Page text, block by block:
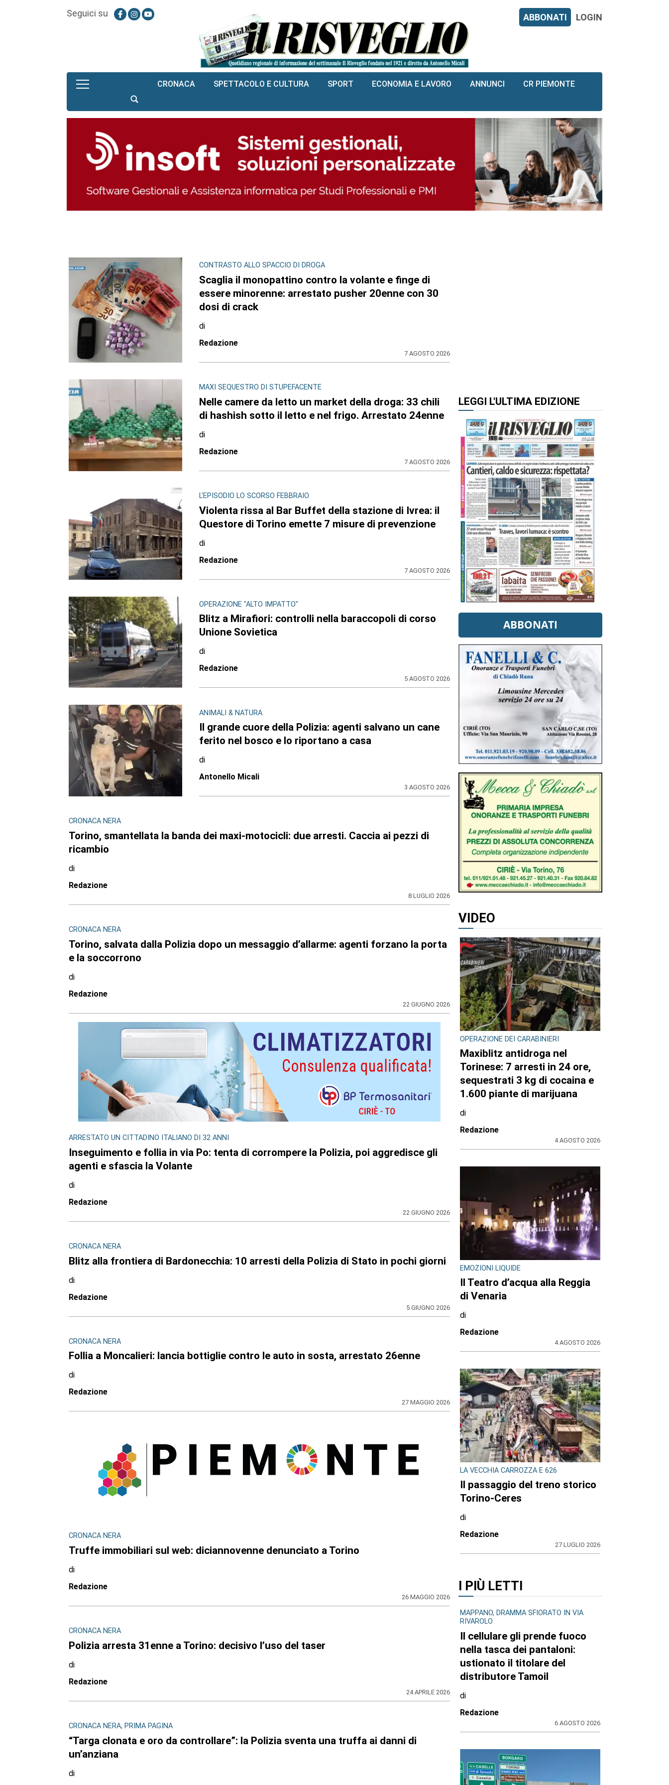
Seguici su ABBONATI LOGIN
CRONACA SPETTACOLO E CULTURA SPORT ECONOMIA E LAVORO ANNUNCI CR PIEMONTE
CONTRASTO ALLO SPACCIO DI DROGA
Scaglia il monopattino contro la volante e finge di
essere minorenne: arrestato pusher 20enne con 30
dosi di crack
di
Redazione
7 AGOSTO 2026
MAXI SEQUESTRO DI STUPEFACENTE
Nelle camere da letto un market della droga: 33 chili
di hashish sotto il letto e nel frigo. Arrestato 24enne
di
Redazione
7 AGOSTO 2026
L'EPISODIO LO SCORSO FEBBRAIO
Violenta rissa al Bar Buffet della stazione di Ivrea: il
Questore di Torino emette 7 misure di prevenzione
di
Redazione
7 AGOSTO 2026
OPERAZIONE "ALTO IMPATTO"
Blitz a Mirafiori: controlli nella baraccopoli di corso
Unione Sovietica
di
Redazione
5 AGOSTO 2026
ANIMALI & NATURA
Il grande cuore della Polizia: agenti salvano un cane
ferito nel bosco e lo riportano a casa
di
Antonello Micali
3 AGOSTO 2026
CRONACA NERA
Torino, smantellata la banda dei maxi-motocicli: due arresti. Caccia ai pezzi di
ricambio
di
Redazione
8 LUGLIO 2026
CRONACA NERA
Torino, salvata dalla Polizia dopo un messaggio d’allarme: agenti forzano la porta
e la soccorrono
di
Redazione
22 GIUGNO 2026
ARRESTATO UN CITTADINO ITALIANO DI 32 ANNI
Inseguimento e follia in via Po: tenta di corrompere la Polizia, poi aggredisce gli
agenti e sfascia la Volante
di
Redazione
22 GIUGNO 2026
CRONACA NERA
Blitz alla frontiera di Bardonecchia: 10 arresti della Polizia di Stato in pochi giorni
di
Redazione
5 GIUGNO 2026
CRONACA NERA
Follia a Moncalieri: lancia bottiglie contro le auto in sosta, arrestato 26enne
di
Redazione
27 MAGGIO 2026
CRONACA NERA
Truffe immobiliari sul web: diciannovenne denunciato a Torino
di
Redazione
26 MAGGIO 2026
CRONACA NERA
Polizia arresta 31enne a Torino: decisivo l’uso del taser
di
Redazione
24 APRILE 2026
CRONACA NERA, PRIMA PAGINA
“Targa clonata e oro da controllare”: la Polizia sventa una truffa ai danni di
un’anziana
di
LEGGI L'ULTIMA EDIZIONE
ABBONATI
VIDEO
OPERAZIONE DEI CARABINIERI
Maxiblitz antidroga nel
Torinese: 7 arresti in 24 ore,
sequestrati 3 kg di cocaina e
1.600 piante di marijuana
di
Redazione
4 AGOSTO 2026
EMOZIONI LIQUIDE
Il Teatro d’acqua alla Reggia
di Venaria
di
Redazione
4 AGOSTO 2026
LA VECCHIA CARROZZA E 626
Il passaggio del treno storico
Torino-Ceres
di
Redazione
27 LUGLIO 2026
I PIÙ LETTI
MAPPANO, DRAMMA SFIORATO IN VIA
RIVAROLO
Il cellulare gli prende fuoco
nella tasca dei pantaloni:
ustionato il titolare del
distributore Tamoil
di
Redazione
6 AGOSTO 2026